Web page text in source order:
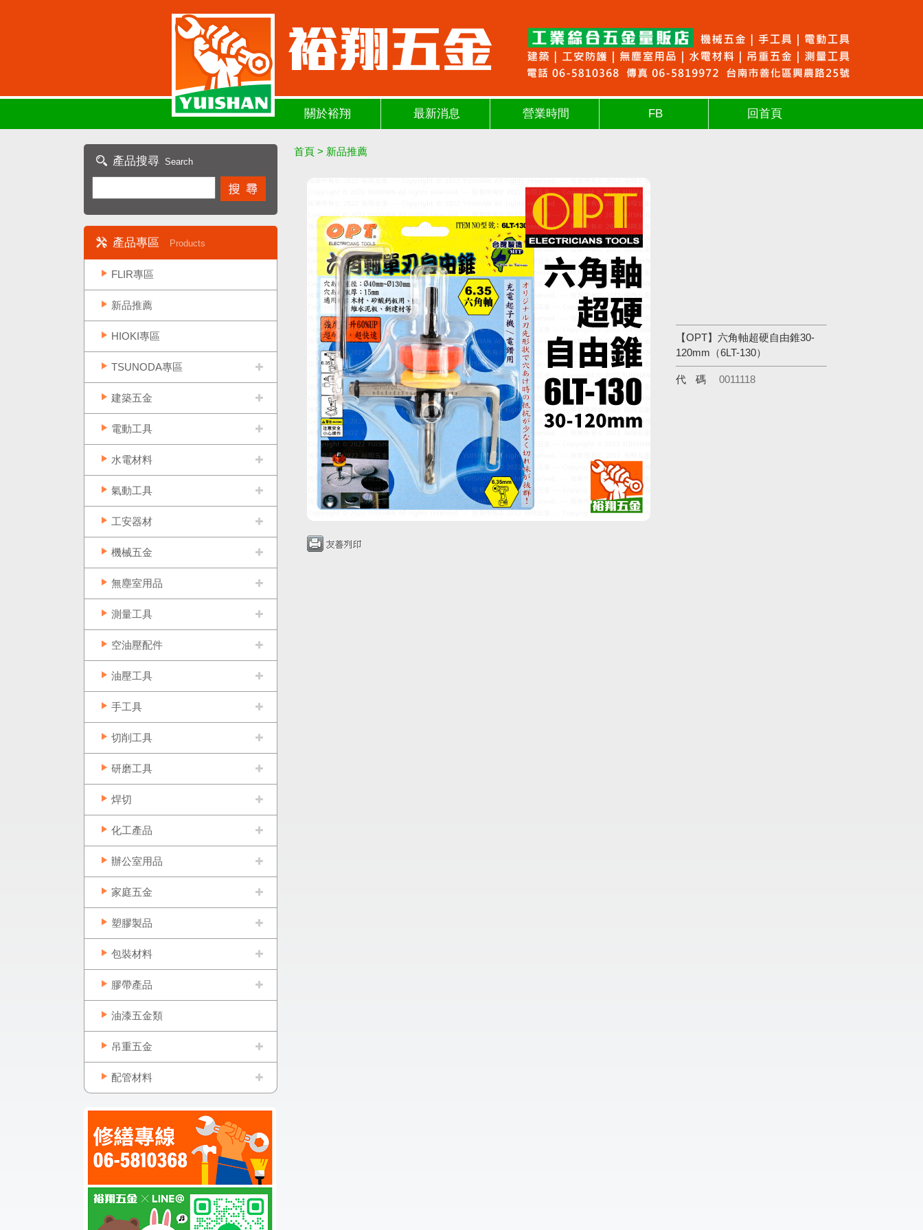
關於裕翔 最新消息 營業時間 FB 回首頁
產品搜尋 Search
產品專區 Products
FLIR專區
新品推薦
HIOKI專區
TSUNODA專區
建築五金
電動工具
水電材料
氣動工具
工安器材
機械五金
無塵室用品
測量工具
空油壓配件
油壓工具
手工具
切削工具
研磨工具
焊切
化工產品
辦公室用品
家庭五金
塑膠製品
包裝材料
膠帶產品
油漆五金類
吊重五金
配管材料
首頁 > 新品推薦
【OPT】六角軸超硬自由錐30-
120mm（6LT-130）
代碼 0011118